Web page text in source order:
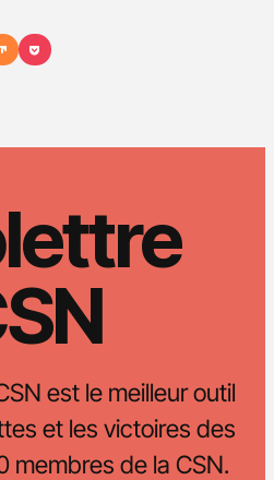
est le meilleur outil
et les victoires des
membres de la CSN.